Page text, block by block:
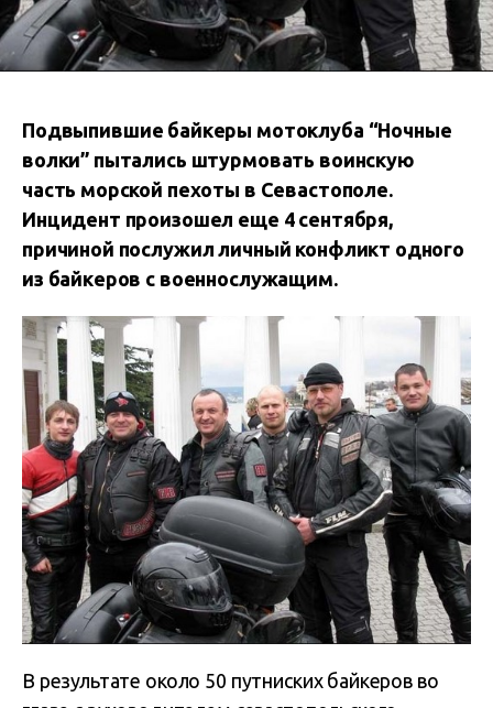
Подвыпившие байкеры мотоклуба “Ночные
волки” пытались штурмовать воинскую
часть морской пехоты в Севастополе.
Инцидент произошел еще 4 сентября,
причиной послужил личный конфликт одного
из байкеров с военнослужащим.
В результате около 50 путниских байкеров во